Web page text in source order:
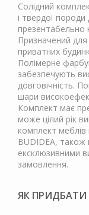
Солідний
і твердої
презентабельно
Призначений
приватних
Полімерне
забезпечують
довговічність.
шари
Комплект має
може цілий рік
комплект меблів
BUDIDEA,
ексклюзивними
замовлення.
ЯК ПРИДБАТИ